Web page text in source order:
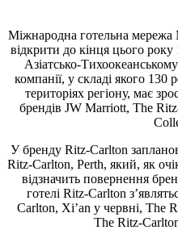
Міжнародна готельна мережа
відкрити до кінця цього
Азіатсько-
компанії, у складі якого 130
територіях регіону, має
брендів JW Marriott, The
У бренду Ritz-Carlton
Ritz-Carlton, Perth, який, як
відзначить повернення
готелі Ritz-Carlton
Carlton, Xi’an у червні, The
The Ritz-